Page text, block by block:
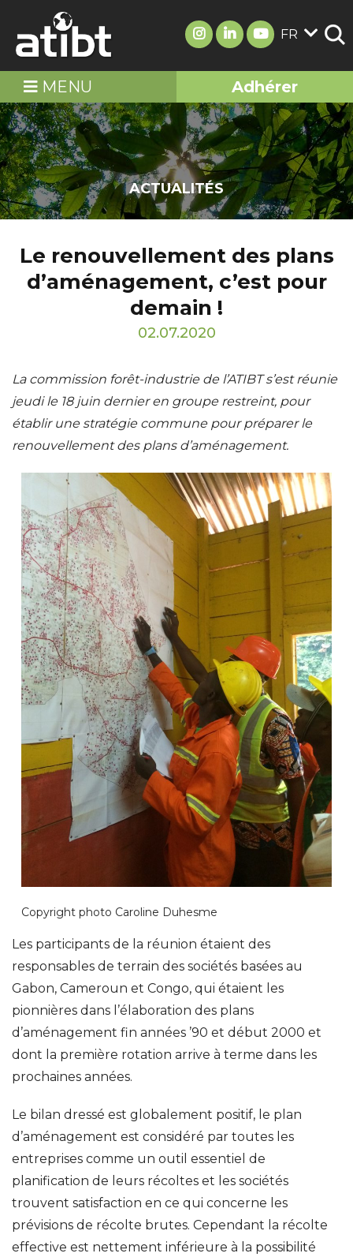
FR
MENU Adhérer
ACTUALITÉS
Le renouvellement des plans
d’aménagement, c’est pour
demain !
02.07.2020
La commission forêt-industrie de l’ATIBT s’est réunie
jeudi le 18 juin dernier en groupe restreint, pour
établir une stratégie commune pour préparer le
renouvellement des plans d’aménagement.
Copyright photo Caroline Duhesme
Les participants de la réunion étaient des
responsables de terrain des sociétés basées au
Gabon, Cameroun et Congo, qui étaient les
pionnières dans l’élaboration des plans
d’aménagement fin années ’90 et début 2000 et
dont la première rotation arrive à terme dans les
prochaines années.
Le bilan dressé est globalement positif, le plan
d’aménagement est considéré par toutes les
entreprises comme un outil essentiel de
planification de leurs récoltes et les sociétés
trouvent satisfaction en ce qui concerne les
prévisions de récolte brutes. Cependant la récolte
effective est nettement inférieure à la possibilité